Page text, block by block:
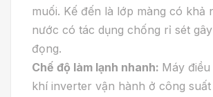
muối. Kế đến là lớp màng có khả
nước có tác dụng chống rỉ sét
đọng.
Chế độ làm lạnh nhanh: Máy
khí inverter vận hành ở công